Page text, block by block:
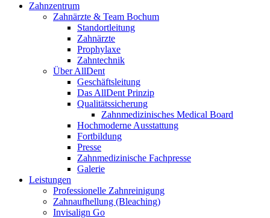
Zahnzentrum
Zahnärzte & Team Bochum
Standortleitung
Zahnärzte
Prophylaxe
Zahntechnik
Über AllDent
Geschäftsleitung
Das AllDent Prinzip
Qualitätssicherung
Zahnmedizinisches Medical Board
Hochmoderne Ausstattung
Fortbildung
Presse
Zahnmedizinische Fachpresse
Galerie
Leistungen
Professionelle Zahnreinigung
Zahnaufhellung (Bleaching)
Invisalign Go